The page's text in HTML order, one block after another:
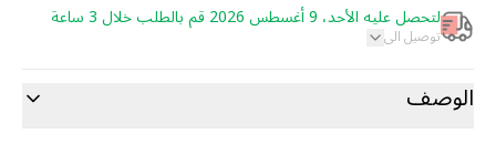
لتحصل عليه الأحد، 9 أغسطس 2026 قم بالطلب خلال 3 ساعة
توصيل الى
الوصف